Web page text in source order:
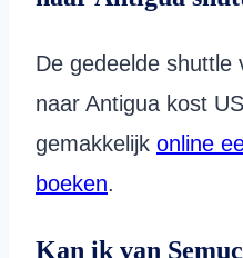
De gedeelde shuttle
naar Antigua kost
gemakkelijk online
boeken.
Kan ik van